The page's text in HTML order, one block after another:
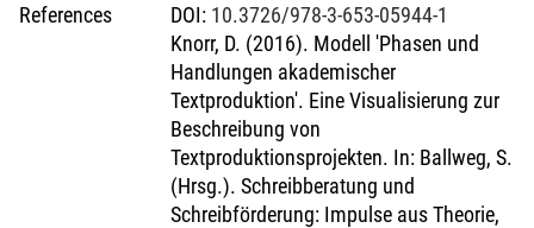
References DOI: 10.3726/978-3-653-05944-1
Knorr, D. (2016). Modell 'Phasen und
Handlungen akademischer
Textproduktion'. Eine Visualisierung zur
Beschreibung von
Textproduktionsprojekten. In: Ballweg, S.
(Hrsg.). Schreibberatung und
Schreibförderung: Impulse aus Theorie,